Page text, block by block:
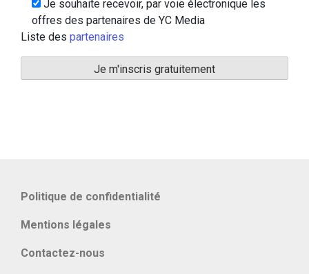
Je souhaite recevoir, par voie électronique les
offres des partenaires de YC Media
Liste des partenaires
Politique de confidentialité
Mentions légales
Contactez-nous